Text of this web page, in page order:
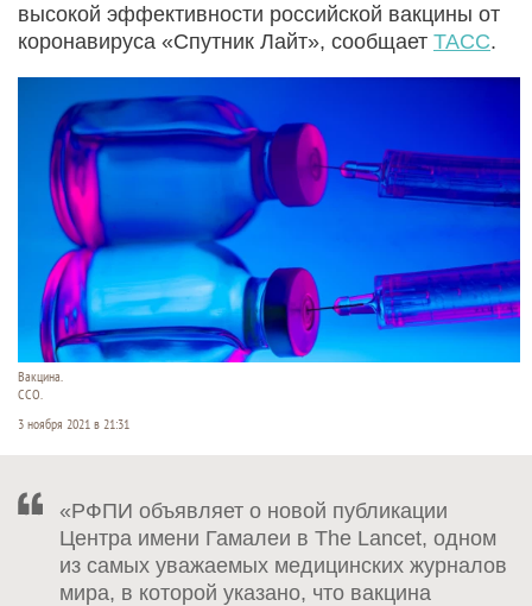
высокой эффективности российской вакцины от
коронавируса «Спутник Лайт», сообщает ТАСС.
Вакцина.
ССО.
3 ноября 2021 в 21:31
«РФПИ объявляет о новой публикации
Центра имени Гамалеи в The Lancet, одном
из самых уважаемых медицинских журналов
мира, в которой указано, что вакцина